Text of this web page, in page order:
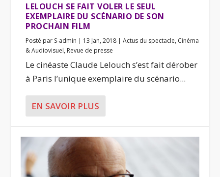
LELOUCH SE FAIT VOLER LE SEUL
EXEMPLAIRE DU SCÉNARIO DE SON
PROCHAIN FILM
Posté par S-admin | 13 Jan, 2018 |Actus du spectacle, Cinéma
& Audiovisuel, Revue de presse
Le cinéaste Claude Lelouch s’est fait dérober
à Paris l’unique exemplaire du scénario...
EN SAVOIR PLUS